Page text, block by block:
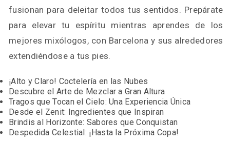
fusionan para deleitar todos tus sentidos. Prepárate
para elevar tu espíritu mientras aprendes de los
mejores mixólogos, con Barcelona y sus alrededores
extendiéndose a tus pies.
¡Alto y Claro! Coctelería en las Nubes
Descubre el Arte de Mezclar a Gran Altura
Tragos que Tocan el Cielo: Una Experiencia Única
Desde el Zenit: Ingredientes que Inspiran
Brindis al Horizonte: Sabores que Conquistan
Despedida Celestial: ¡Hasta la Próxima Copa!